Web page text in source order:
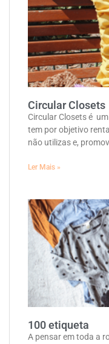
Circular Closets
Circular Closets é
tem por objetivo
não utilizas e,
Ler Mais »
100 etiqueta
A pensar em toda a